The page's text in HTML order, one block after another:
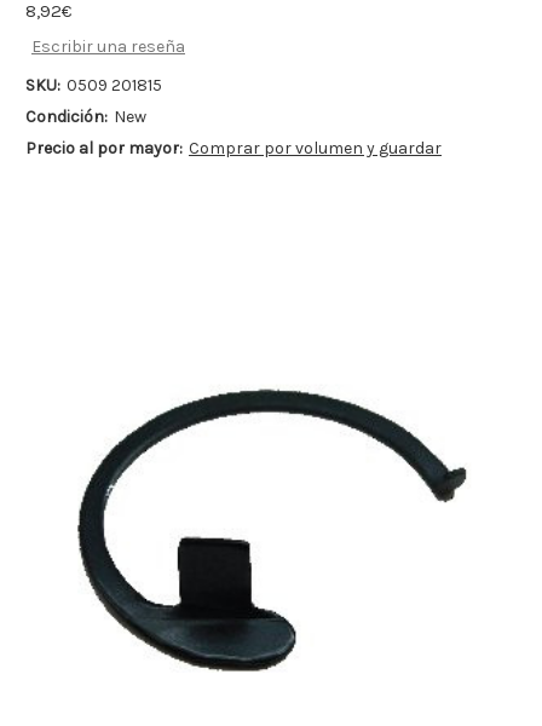
8,92€
Escribir una reseña
SKU: 0509 201815
Condición: New
Precio al por mayor: Comprar por volumen y guardar